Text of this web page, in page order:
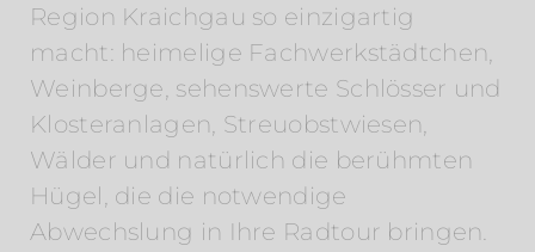
Region Kraichgau so einzigartig
macht: heimelige Fachwerkstädtchen,
Weinberge, sehenswerte Schlösser und
Klosteranlagen, Streuobstwiesen,
Wälder und natürlich die berühmten
Hügel, die die notwendige
Abwechslung in Ihre Radtour bringen.